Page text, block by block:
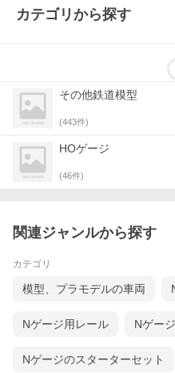
カテゴリから探す
その他鉄道模型
(443件)
HOゲージ
(46件)
関連ジャンルから探す
カテゴリ
模型、プラモデルの車両
Nゲージ用レール Nゲー
Nゲージのスターターセット